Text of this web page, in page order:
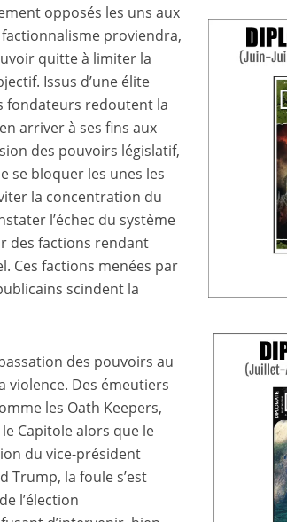
opposés les uns aux
factionnalisme proviendra,
quitte à limiter la
Issus d’une élite
fondateurs redoutent la
arriver à ses fins aux
des pouvoirs législatif,
se bloquer les unes les
la concentration du
l’échec du système
des factions rendant
Ces factions menées par
scindent la
des pouvoirs au
violence. Des émeutiers
les Oath Keepers,
Capitole alors que le
du vice-président
Trump, la foule s’est
l’élection